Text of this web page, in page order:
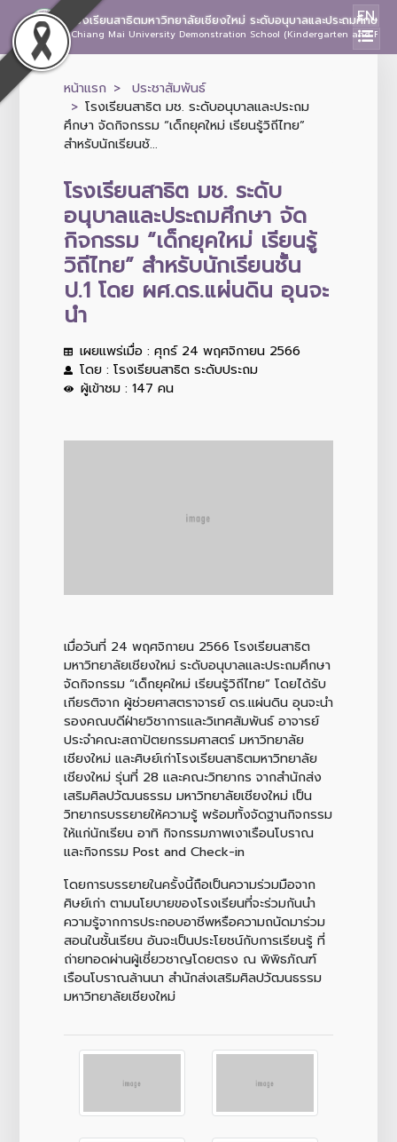
โรงเรียนสาธิตมหาวิทยาลัยเชียงใหม่ ระดับอนุบาลและประถมศึกษา
Chiang Mai University Demonstration School (Kindergarten and
EN
หน้าแรก
ประชาสัมพันธ์
โรงเรียนสาธิต มช. ระดับอนุบาลและประถม
ศึกษา จัดกิจกรรม “เด็กยุคใหม่ เรียนรู้วิถีไทย”
สำหรับนักเรียนชั...
โรงเรียนสาธิต มช. ระดับ
อนุบาลและประถมศึกษา จัด
กิจกรรม “เด็กยุคใหม่ เรียนรู้
วิถีไทย” สำหรับนักเรียนชั้น
ป.1 โดย ผศ.ดร.แผ่นดิน อุนจะ
นำ
เผยแพร่เมื่อ : ศุกร์ 24 พฤศจิกายน 2566
โดย : โรงเรียนสาธิต ระดับประถม
ผู้เข้าชม : 147 คน
เมื่อวันที่ 24 พฤศจิกายน 2566 โรงเรียนสาธิต
มหาวิทยาลัยเชียงใหม่ ระดับอนุบาลและประถมศึกษา
จัดกิจกรรม “เด็กยุคใหม่ เรียนรู้วิถีไทย” โดยได้รับ
เกียรติจาก ผู้ช่วยศาสตราจารย์ ดร.แผ่นดิน อุนจะนำ
รองคณบดีฝ่ายวิชาการและวิเทศสัมพันธ์ อาจารย์
ประจำคณะสถาปัตยกรรมศาสตร์ มหาวิทยาลัย
เชียงใหม่ และศิษย์เก่าโรงเรียนสาธิตมหาวิทยาลัย
เชียงใหม่ รุ่นที่ 28 และคณะวิทยากร จากสำนักส่ง
เสริมศิลปวัฒนธรรม มหาวิทยาลัยเชียงใหม่ เป็น
วิทยากรบรรยายให้ความรู้ พร้อมทั้งจัดฐานกิจกรรม
ให้แก่นักเรียน อาทิ กิจกรรมภาพเงาเรือนโบราณ
และกิจกรรม Post and Check-in
โดยการบรรยายในครั้งนี้ถือเป็นความร่วมมือจาก
ศิษย์เก่า ตามนโยบายของโรงเรียนที่จะร่วมกันนำ
ความรู้จากการประกอบอาชีพหรือความถนัดมาร่วม
สอนในชั้นเรียน อันจะเป็นประโยชน์กับการเรียนรู้ ที่
ถ่ายทอดผ่านผู้เชี่ยวชาญโดยตรง ณ พิพิธภัณฑ์
เรือนโบราณล้านนา สำนักส่งเสริมศิลปวัฒนธรรม
มหาวิทยาลัยเชียงใหม่